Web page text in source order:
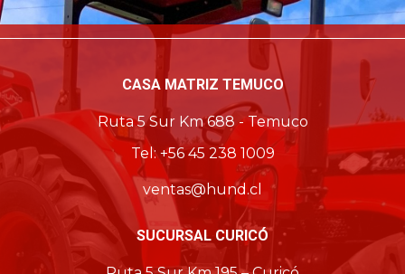
CASA MATRIZ TEMUCO
Ruta 5 Sur Km 688 - Temuco
Tel: +56 45 238 1009
ventas@hund.cl
SUCURSAL CURICÓ